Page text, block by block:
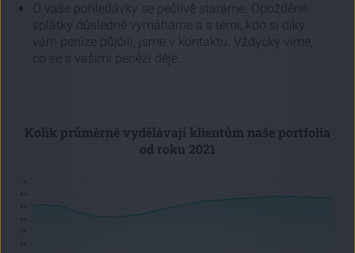
O vaše pohledávky se pečlivě staráme. Opožděné
splátky důsledně vymáháme a s těmi, kdo si díky
vám peníze půjčili, jsme v kontaktu. Vždycky víme,
co se s vašimi penězi děje.
Kolik průměrně vydělávají klientům naše portfolia
od roku 2021